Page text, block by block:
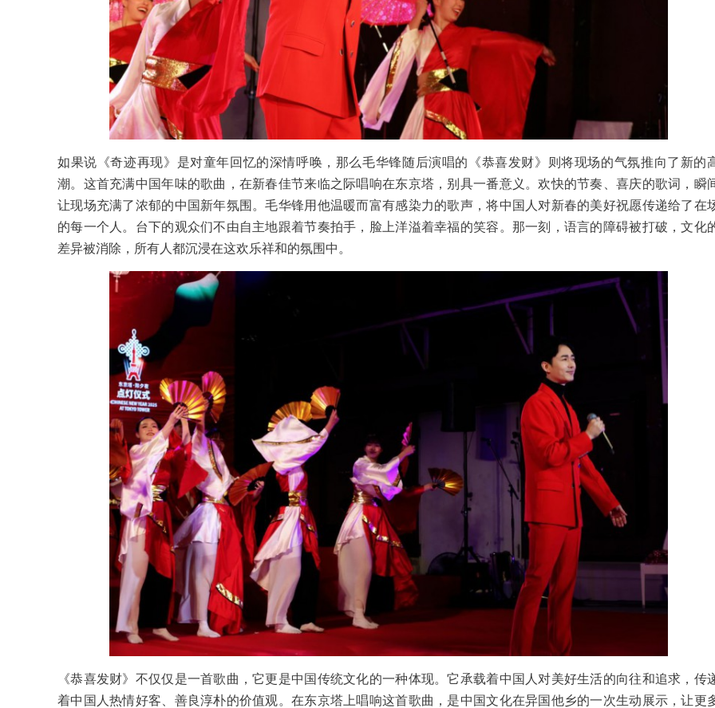
如果说《奇迹再现》是对童年回忆的深情呼唤，那么毛华锋随后演唱的《恭喜发财》则将现场的气氛推向了新的
潮。这首充满中国年味的歌曲，在新春佳节来临之际唱响在东京塔，别具一番意义。欢快的节奏、喜庆的歌词，瞬
让现场充满了浓郁的中国新年氛围。毛华锋用他温暖而富有感染力的歌声，将中国人对新春的美好祝愿传递给了在
的每一个人。台下的观众们不由自主地跟着节奏拍手，脸上洋溢着幸福的笑容。那一刻，语言的障碍被打破，文化
差异被消除，所有人都沉浸在这欢乐祥和的氛围中。
《恭喜发财》不仅仅是一首歌曲，它更是中国传统文化的一种体现。它承载着中国人对美好生活的向往和追求，传
着中国人热情好客、善良淳朴的价值观。在东京塔上唱响这首歌曲，是中国文化在异国他乡的一次生动展示，让更